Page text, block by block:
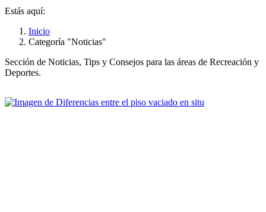
window
window
window
window
Estás aquí:
Inicio
Categoría "Noticias"
Sección de Noticias, Tips y Consejos para las áreas de Recreación y
Deportes.